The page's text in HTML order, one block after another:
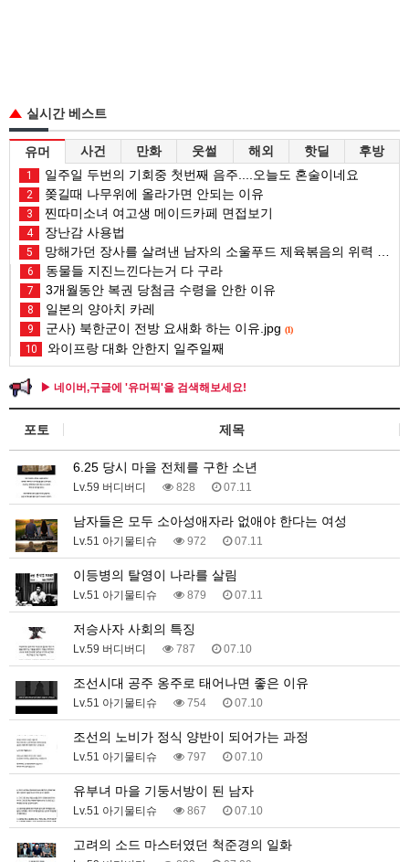
실시간 베스트
유머 사건 만화 웃썰 해외 핫딜 후방
1 일주일 두번의 기회중 첫번째 음주....오늘도 혼술이네요
2 쫒길때 나무위에 올라가면 안되는 이유
3 찐따미소녀 여고생 메이드카페 면접보기
4 장난감 사용법
5 망해가던 장사를 살려낸 남자의 소울푸드 제육볶음의 위력 ㅋㅋ
6 동물들 지진느낀다는거 다 구라
7 3개월동안 복권 당첨금 수령을 안한 이유
8 일본의 양아치 카레
9 군사) 북한군이 전방 요새화 하는 이유.jpg (1)
10 와이프랑 대화 안한지 일주일째
▶ 네이버,구글에 '유머픽'을 검색해보세요!
포토 제목
6.25 당시 마을 전체를 구한 소년
Lv.59 버디버디 828 07.11
남자들은 모두 소아성애자라 없애야 한다는 여성
Lv.51 아기물티슈 972 07.11
이등병의 탈영이 나라를 살림
Lv.51 아기물티슈 879 07.11
저승사자 사회의 특징
Lv.59 버디버디 787 07.10
조선시대 공주 옹주로 태어나면 좋은 이유
Lv.51 아기물티슈 754 07.10
조선의 노비가 정식 양반이 되어가는 과정
Lv.51 아기물티슈 797 07.10
유부녀 마을 기둥서방이 된 남자
Lv.51 아기물티슈 867 07.10
고려의 소드 마스터였던 척준경의 일화